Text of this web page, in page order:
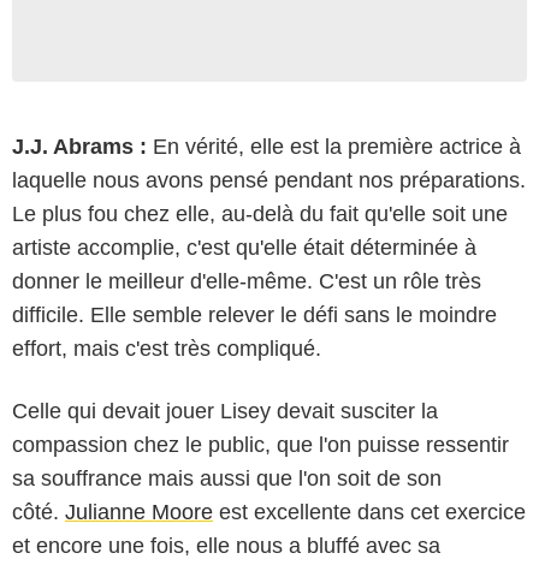
J.J. Abrams : En vérité, elle est la première actrice à
laquelle nous avons pensé pendant nos préparations.
Le plus fou chez elle, au-delà du fait qu'elle soit une
artiste accomplie, c'est qu'elle était déterminée à
donner le meilleur d'elle-même. C'est un rôle très
difficile. Elle semble relever le défi sans le moindre
effort, mais c'est très compliqué.
Celle qui devait jouer Lisey devait susciter la
compassion chez le public, que l'on puisse ressentir
sa souffrance mais aussi que l'on soit de son
côté. Julianne Moore est excellente dans cet exercice
et encore une fois, elle nous a bluffé avec sa